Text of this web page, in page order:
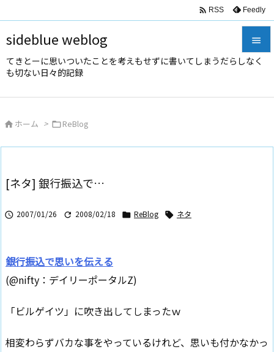
sideblue weblog
てきとーに思いついたことを考えもせずに書いてしまうだらしなく
も切ない日々的記録



 RSS Feedly
 ホーム > ReBlog
[ネタ] 銀行振込で…
 2007/01/26  2008/02/18  ReBlog  ネタ
銀行振込で思いを伝える
(@nifty：デイリーポータルZ)
「ビルゲイツ」に吹き出してしまったｗ
相変わらずバカな事をやっているけれど、思いも付かなかっ